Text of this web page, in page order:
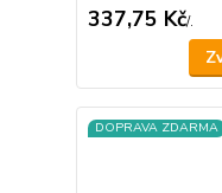
337,75 Kč/.
DOPRAVA ZDARMA